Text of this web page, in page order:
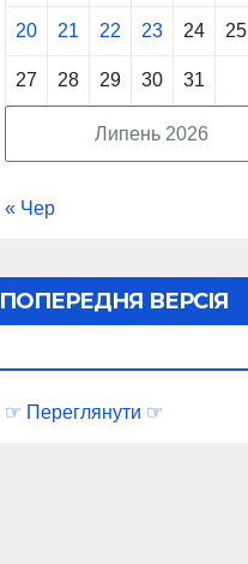
Липень 2026
20 21 22 23 24 25
27 28 29 30 31
« Чер
ПОПЕРЕДНЯ ВЕРСІЯ
☞ Переглянути ☞